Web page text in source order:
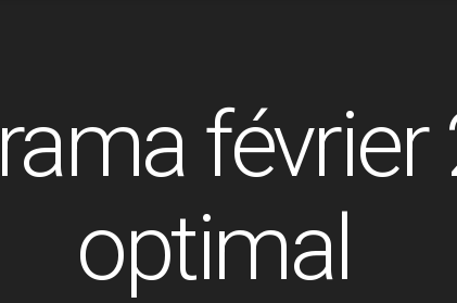
février
optimal